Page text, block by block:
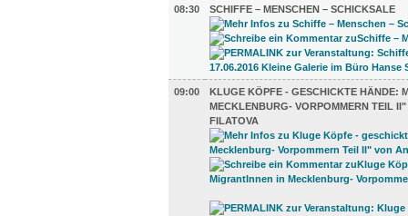
08:30
SCHIFFE – MENSCHEN – SCHICKSALE
09:00
KLUGE KÖPFE - GESCHICKTE HÄNDE:
MECKLENBURG- VORPOMMERN TEIL
FILATOVA